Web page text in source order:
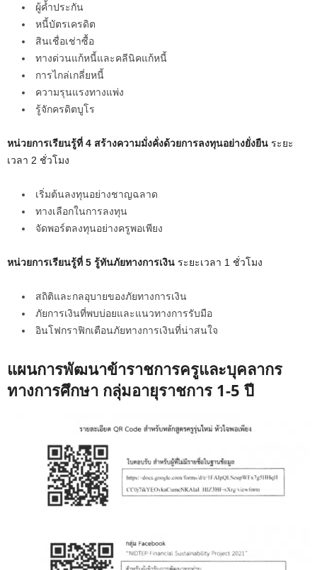
ผู้ค้ำประกัน
หนี้บัตรเครดิต
สินเชื่อเช่าซื้อ
ทางด่วนแก้หนี้และคลีนิคแก้หนี้
การไกล่เกลี่ยหนี้
ความรุนแรงทางแพ่ง
รู้จักครดิตบูโร
หน่วยการเรียนรู้ที่ 4 สร้างความมั่งคั่งด้วยการลงทุนอย่างยั่งยืน ระยะ
เวลา 2 ชั่วโมง
เริ่มต้นลงทุนอย่างชาญฉลาด
ทางเลือกในการลงทุน
จัดพอร์ตลงทุนอย่างครูพอเพียง
หน่วยการเรียนรู้ที่ 5 รู้ทันภัยทางการเงิน ระยะเวลา 1 ชั่วโมง
สถิติและกลอุบายของภัยทางการเงิน
ภัยการเงินที่พบบ่อยและแนวทางการรับมือ
อินโฟกราฟิกเตือนภัยทางการเงินที่น่าสนใจ
แผนการพัฒนาข้าราชการครูและบุคลากร
ทางการศึกษา กลุ่มอายุราชการ 1-5 ปี